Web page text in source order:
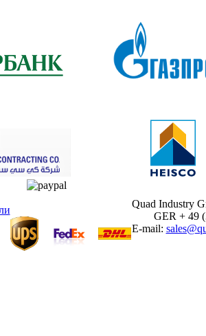
Quad Industry
GER + 49
E-mail: